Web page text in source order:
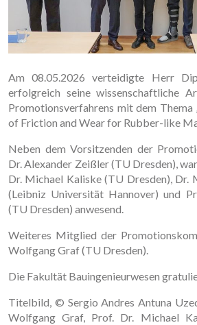
Am 08.05.2026 verteidigte Herr
erfolgreich seine wissenschaftliche
Promotionsverfahrens mit dem
of Friction and Wear for Rubber-like
Neben dem Vorsitzenden der
Dr. Alexander Zeißler (TU Dresden),
Dr. Michael Kaliske (TU Dresden), Dr.
(Leibniz Universität Hannover) und
(TU Dresden) anwesend.
Weiteres Mitglied der
Wolfgang Graf (TU Dresden).
Die Fakultät Bauingenieurwesen
Titelbild, © Sergio Andres Antuna
Wolfgang Graf, Prof. Dr. Michael